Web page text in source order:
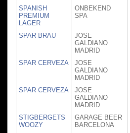
SPANISH
PREMIUM
LAGER
ONBEKEND
SPA
SPAR BRAU
JOSE
GALDIANO
MADRID
SPAR CERVEZA
JOSE
GALDIANO
MADRID
SPAR CERVEZA
JOSE
GALDIANO
MADRID
STIGBERGETS
WOOZY
GARAGE BEER
BARCELONA